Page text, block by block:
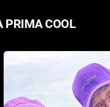
PRIMA COOL